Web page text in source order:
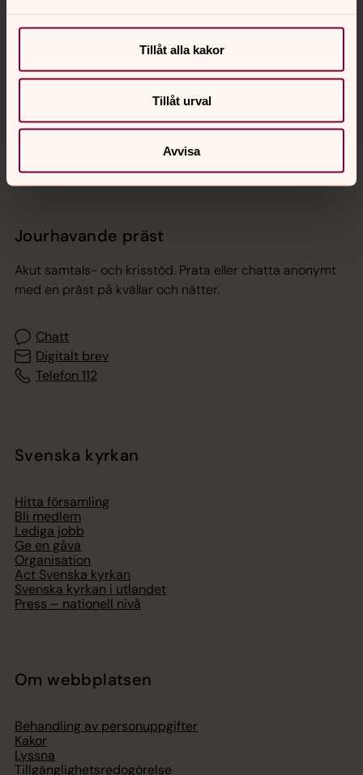
Tillåt alla kakor
Tillåt urval
Avvisa
Jourhavande präst
Akut samtals- och krisstöd. Prata eller chatta anonymt
med en präst på kvällar och nätter.
Chatt
Digitalt brev
Telefon 112
Svenska kyrkan
Hitta församling
Bli medlem
Lediga jobb
Ge en gåva
Organisation
Act Svenska kyrkan
Svenska kyrkan i utlandet
Press – nationell nivå
Om webbplatsen
Behandling av personuppgifter
Kakor
Lyssna
Tillgänglighetsredogörelse